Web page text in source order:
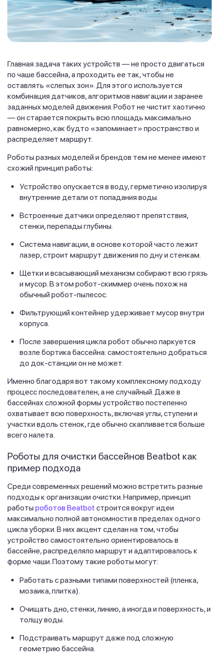
Главная задача таких устройств — не просто двигаться
по чаше бассейна, а проходить ее так, чтобы не
оставлять «слепых зон». Для этого используется
комбинация датчиков, алгоритмов навигации и заранее
заданных моделей движения. Робот не чистит хаотично
— он старается покрыть всю площадь максимально
равномерно, как будто «запоминает» пространство и
распределяет маршрут.
Роботы разных моделей и брендов тем не менее имеют
схожий принцип работы:
Устройство опускается в воду, герметично изолируя
внутренние детали от попадания воды.
Встроенные датчики определяют препятствия,
стенки, перепады глубины.
Система навигации, в основе которой часто лежит
лазер, строит маршрут движения по дну и стенкам.
Щетки и всасывающий механизм собирают всю грязь
и мусор. В этом робот-скиммер очень похож на
обычный робот-пылесос.
Фильтрующий контейнер удерживает мусор внутри
корпуса.
После завершения цикла робот обычно паркуется
возле бортика бассейна: самостоятельно добраться
до док-станции он не может.
Именно благодаря вот такому комплексному подходу
процесс последователен, а не случайный. Даже в
бассейнах сложной формы устройство постепенно
охватывает всю поверхность, включая углы, ступени и
участки вдоль стенок, где обычно скапливается больше
всего налета.
Роботы для очистки бассейнов Beatbot как
пример подхода
Среди современных решений можно встретить разные
подходы к организации очистки. Например, принцип
работы роботов Beatbot строится вокруг идеи
максимально полной автономности в пределах одного
цикла уборки. В них акцент сделан на том, чтобы
устройство самостоятельно ориентировалось в
бассейне, распределяло маршрут и адаптировалось к
форме чаши. Поэтому такие роботы могут:
Работать с разными типами поверхностей (пленка,
мозаика, плитка).
Очищать дно, стенки, линию, а иногда и поверхность, и
толщу воды.
Подстраивать маршрут даже под сложную
геометрию бассейна.